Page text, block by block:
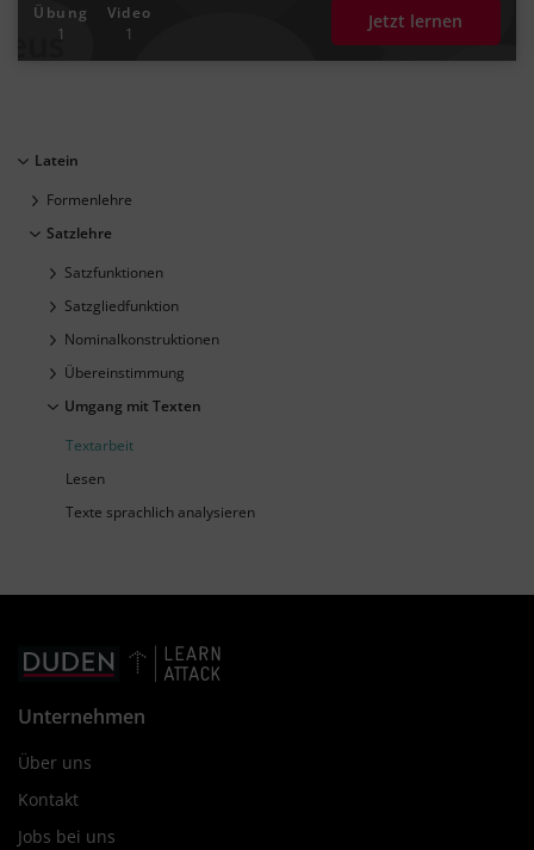
Übung
1
Video
1
Jetzt lernen
Latein
Formenlehre
Satzlehre
Satzfunktionen
Satzgliedfunktion
Nominalkonstruktionen
Übereinstimmung
Umgang mit Texten
Textarbeit
Lesen
Texte sprachlich analysieren
Unternehmen
Über uns
Kontakt
Jobs bei uns